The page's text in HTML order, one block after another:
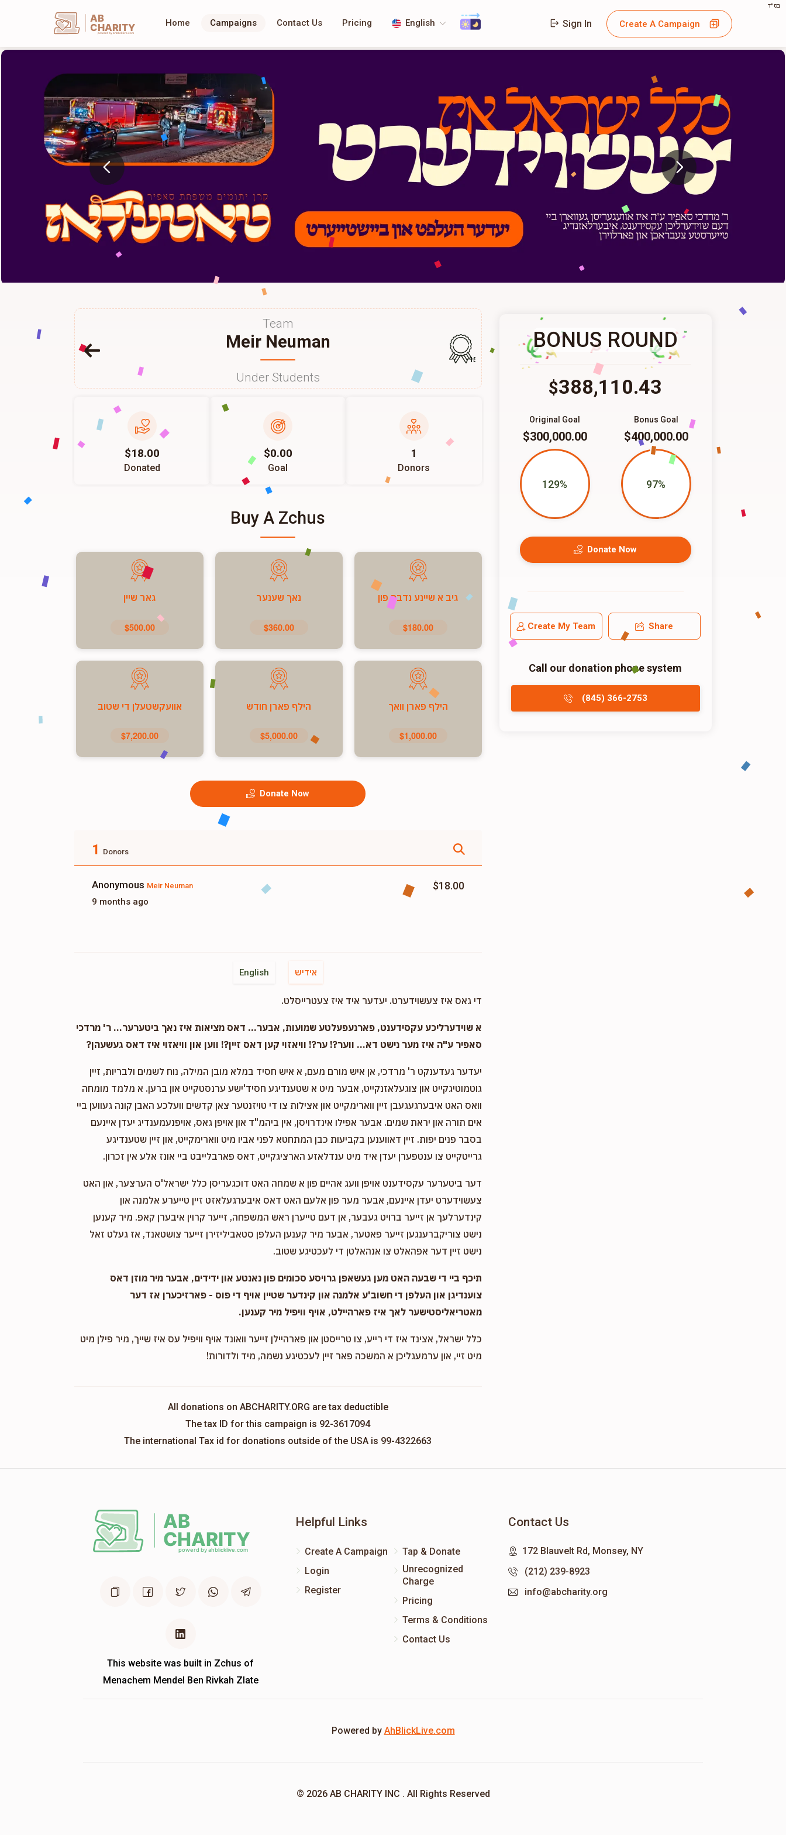
בס"ד
AB
CHARITY
powerd by ahblicklive.com
Home Campaigns Contact Us Pricing English Sign In Create A Campaign
Team
Meir Neuman
Under Students
150
$18.00
Donated
$0.00
Goal
1
Donors
Buy A Zchus
גיב א שיינע נדבה פון
$180.00
נאך שענער
$360.00
גאר שיין
$500.00
הילף פארן וואך
$1,000.00
הילף פארן חודש
$5,000.00
אוועקשטעלן די שטוב
$7,200.00
Donate Now
1 Donors
Anonymous Meir Neuman
9 months ago
$18.00
English אידיש
די גאס איז צעשוידערט. יעדער איד איז צעטרייסלט.
א שוידערליכע עקסידענט, פארנעפעלטע שמועות, אבער... דאס מציאות איז נאך ביטערער... ר' מרדכי
סאפיר ע"ה איז מער נישט דא... ווער?! ער?! וויאזוי קען דאס זיין?! ווען און וויאזוי איז דאס געשעהן?
יעדער געדענקט ר' מרדכי, אן איש מורם מעם, א איש חסיד במלא מובן המילה, נוח לשמים ולבריות, זיין
גוטמוטיגקייט און צוגעלאזנקייט, אבער מיט א שטענדיגע חסיד'ישע ערנסטקייט און ברען. א מלמד מומחה
וואס האט איבערגעגעבן זיין ווארימקייט און אצילות צו די טויזנטער צאן קדשים וועלכע האבן קונה געווען ביי
אים תורה און יראת שמים. אבער אפילו אינדרויסן, אין ביהמ"ד און אויפן גאס, אויפנעמענדיג יעדן איינעם
בסבר פנים יפות. זיין דאווענען בקביעות כבן המתחטא לפני אביו מיט ווארימקייט, און זיין שטענדיגע
גרייטקייט צו ענטפערן יעדן איד מיט ענדלאזע הארציגקייט, דאס פארבלייבט ביי אונז אלע אין זכרון.
דער ביטערער עקסידענט אויפן וועג אהיים פון א שמחה האט דוכגעריסן כלל ישראל'ס הערצער, און האט
צעשוידערט יעדן איינעם, אבער מער פון אלעם האט דאס איבערגעלאזט זיין טייערע אלמנה און
קינדערלעך אן זייער ברויט געבער, אן דעם טייערן ראש המשפחה, זייער קרוין איבערן קאפ. מיר קענען
נישט צוריקברענגען זייער פאטער, אבער מיר קענען העלפן סטאביליזירן זייער צושטאנד, אז געלט זאל
נישט זיין דער אפהאלט צו אנהאלטן די לעכטיגע שטוב.
תיכף ביי די שבעה האט מען געשאפן גרויסע סכומים פון נאנטע און ידידים, אבער מיר מוזן דאס
צוענדיגן און העלפן די חשוב'ע אלמנה און קינדער שטיין אויף די פוס - פארזיכערן אז דער
מאטריאליסטישער לאך איז פארהיילט, אויף וויפיל מיר קענען.
כלל ישראל, אצינד איז די רייע, צו טרייסטן און פארהיילן זייער וואונד אויף וויפיל עס איז שייך, מיר פילן מיט
מיט זיי, און ערמעגליכן א המשכה פאר זיין לעכטיגע נשמה, מיד ולדורות!
All donations on ABCHARITY.ORG are tax deductible
The tax ID for this campaign is 92-3617094
The international Tax id for donations outside of the USA is 99-4322663
BONUS ROUND
$388,110.43
Bonus Goal
$400,000.00
97%
Original Goal
$300,000.00
129%
Donate Now
Create My Team Share
Call our donation phone system
(845) 366-2753
This website was built in Zchus of
Menachem Mendel Ben Rivkah Zlate
Helpful Links
Create A Campaign
Login
Register
Tap & Donate
Unrecognized
Charge
Pricing
Terms & Conditions
Contact Us
Contact Us
172 Blauvelt Rd, Monsey, NY
(212) 239-8923
info@abcharity.org
Powered by AhBlickLive.com
© 2026 AB CHARITY INC . All Rights Reserved